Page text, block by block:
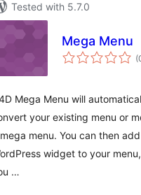
Tested with 5.7.0
Mega Menu
Mega Menu will
your existing menu or
menu. You can then
widget to your
…